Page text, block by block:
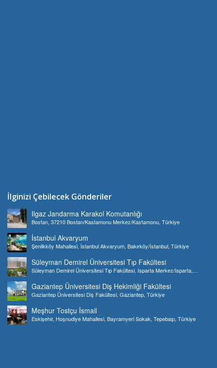
İlginizi Çebilecek Gönderiler
Ilgaz Jandarma Karakol Komutanlığı
Bostan, 37210 Bostan/Kastamonu Merkez/Kastamonu, Türkiye
İstanbul Akvaryum
Şenlikköy Mahallesi, İstanbul Akvaryum, Bakırköy/İstanbul, Türkiye
Süleyman Demirel Üniversitesi Tıp Fakültesi
Süleyman Demirel Üniversitesi Tıp Fakültesi, Isparta Merkez/Isparta,
Gaziantep Üniversitesi Diş Hekimliği Fakültesi
Gaziantep Üniversitesi Diş Fakültesi, Gaziantep, Türkiye
Meşhur Tostçu İsmail
Eskişehir, Hoşnudiye Mahallesi, Bayramyeri Sokak, Tepebaşı, Türkiye